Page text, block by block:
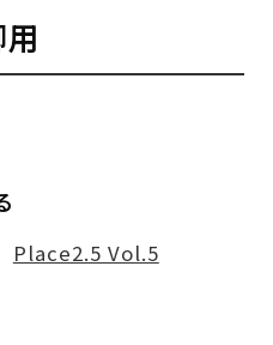
Place2.5 Vol.5